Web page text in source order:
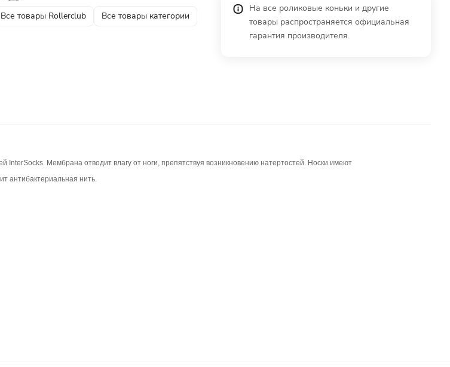
Все товары Rollerclub Все товары категории
На все роликовые коньки и другие
товары распространяется официальная
гарантия производителя.
Мембрана отводит влагу от ноги, препятствуя возникновению натертостей. Носки имеют
антибактериальная нить.